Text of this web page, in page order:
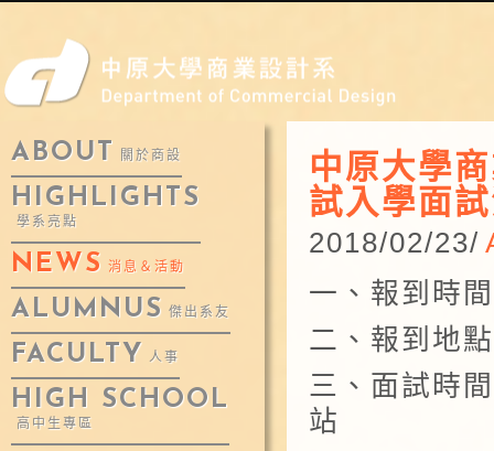
ABOUT 關於商設
HIGHLIGHTS
學系亮點
NEWS 消息＆活動
ALUMNUS 傑出系友
FACULTY 人事
HIGH SCHOOL
高中生專區
中原大學
試入學面
2018/02/23/
一、報到時
二、報到地
三、面試時
站